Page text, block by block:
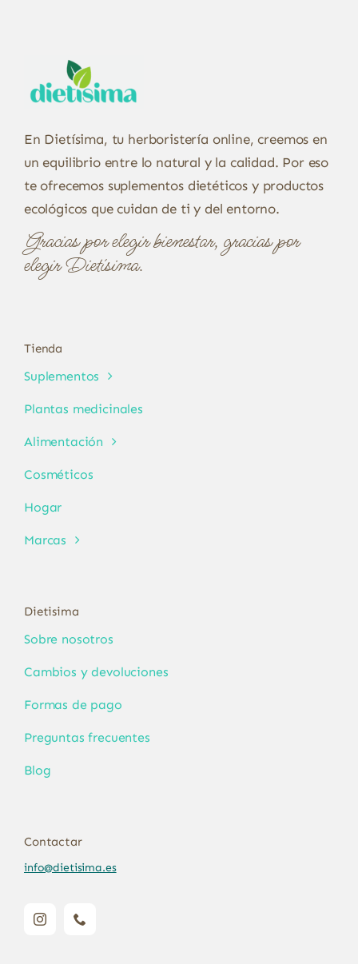
En Dietísima, tu herboristería online, creemos en
un equilibrio entre lo natural y la calidad. Por eso
te ofrecemos suplementos dietéticos y productos
ecológicos que cuidan de ti y del entorno.
Gracias por elegir bienestar, gracias por
elegir Dietísima.
Tienda
Suplementos
Plantas medicinales
Alimentación
Cosméticos
Hogar
Marcas
Dietisima
Sobre nosotros
Cambios y devoluciones
Formas de pago
Preguntas frecuentes
Blog
Contactar
info@dietisima.es